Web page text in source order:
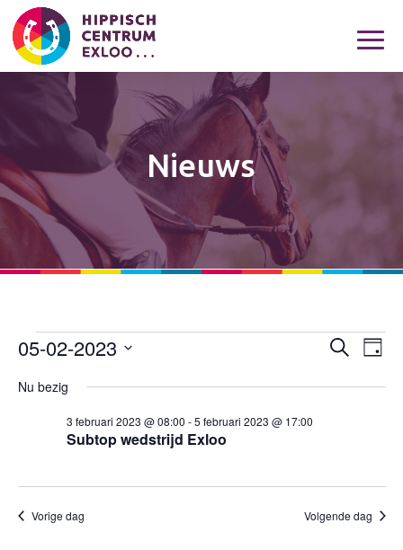
Nieuws
Evenementen
in
februari
Zoeken
Dag
05-02-2023
Nu bezig
Subtop wedstrijd Exloo
3 februari 2023 @ 08:00 -5 februari 2023 @ 17:00
Vorige dag Volgende dag